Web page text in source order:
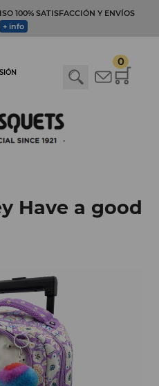
100% SATISFACCIÓN Y ENVÍOS
+ info
0
Have a good